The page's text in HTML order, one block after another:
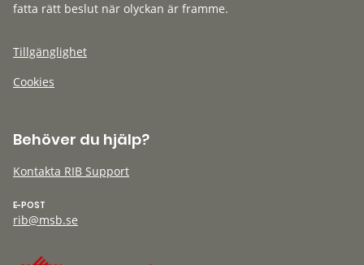
fatta rätt beslut när olyckan är framme.
Tillgänglighet
Cookies
Behöver du hjälp?
Kontakta RIB Support
E-POST
rib@msb.se